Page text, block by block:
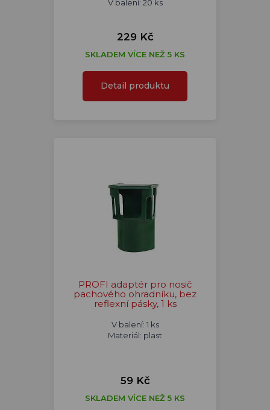
V balení: 20 ks
229 Kč
SKLADEM VÍCE NEŽ 5 KS
Detail produktu
PROFI adaptér pro nosič
pachového ohradníku, bez
reflexní pásky, 1 ks
V balení: 1 ks
Materiál: plast
59 Kč
SKLADEM VÍCE NEŽ 5 KS